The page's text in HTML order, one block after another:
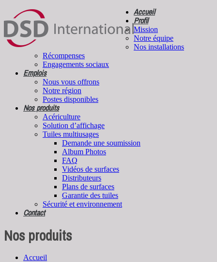
Accueil
Profil
Mission
Notre équipe
Nos installations
Récompenses
Engagements sociaux
Emplois
Nous vous offrons
Notre région
Postes disponibles
Nos produits
Acériculture
Solution d’affichage
Tuiles multiusages
Demande une soumission
Album Photos
FAQ
Vidéos de surfaces
Distributeurs
Plans de surfaces
Garantie des tuiles
Sécurité et environnement
Contact
Nos produits
Accueil